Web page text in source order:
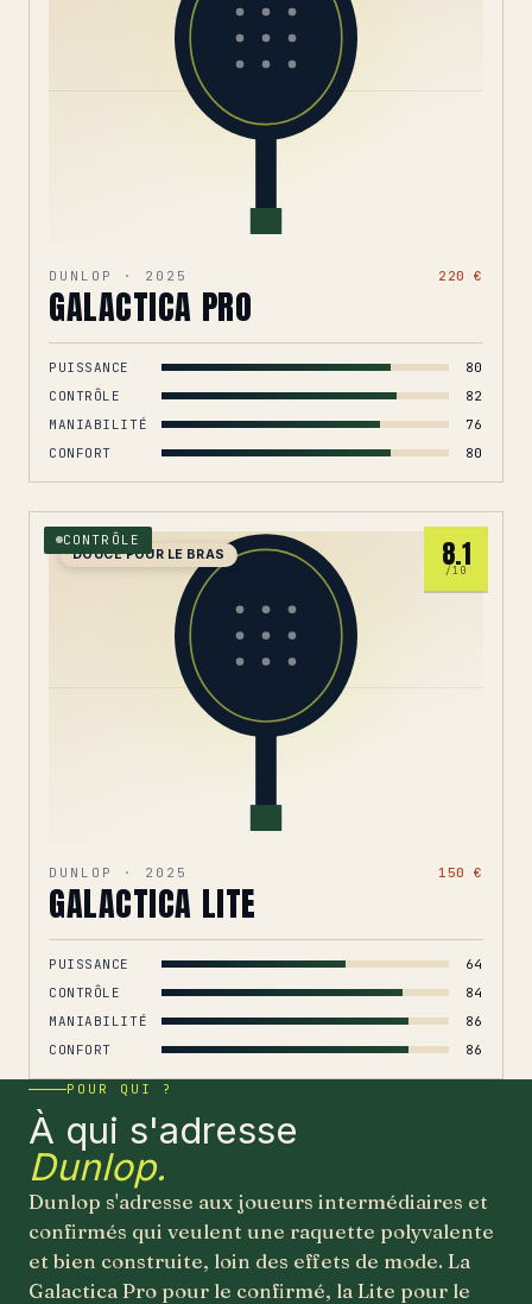
DUNLOP · 2025 220 €
GALACTICA PRO
PUISSANCE
80
CONTRÔLE
82
MANIABILITÉ
76
CONFORT
80
DOUCE POUR LE BRAS
CONTRÔLE 8.1
/10
DUNLOP · 2025 150 €
GALACTICA LITE
PUISSANCE
64
CONTRÔLE
84
MANIABILITÉ
86
CONFORT
86
POUR QUI ?
À qui s'adresse
Dunlop.
Dunlop s'adresse aux joueurs intermédiaires et
confirmés qui veulent une raquette polyvalente
et bien construite, loin des effets de mode. La
Galactica Pro pour le confirmé, la Lite pour le